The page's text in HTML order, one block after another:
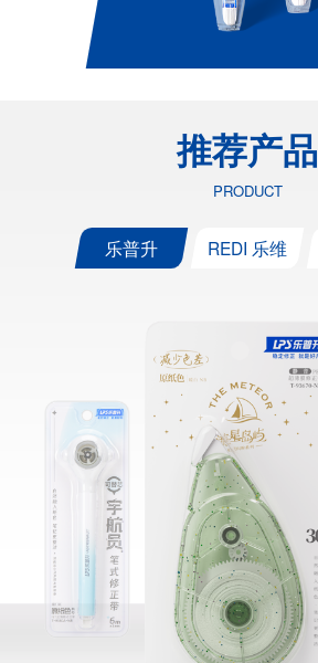
推荐产品
PRODUCT
乐普升 REDI 乐维